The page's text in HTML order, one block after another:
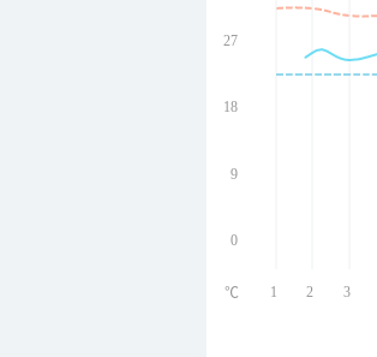
27
18
9
0
1 2 3
℃